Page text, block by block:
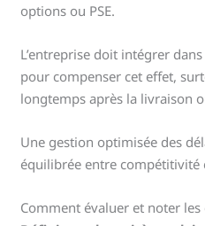
options ou PSE.
L’entreprise doit intégrer
pour compenser cet effet,
longtemps après la livraison
Une gestion optimisée des
équilibrée entre compétitivité
Comment évaluer et noter les